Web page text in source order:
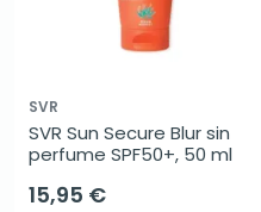
SVR
SVR Sun Secure Blur sin
perfume SPF50+, 50 ml
15,95 €